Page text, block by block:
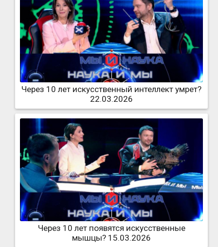
Через 10 лет искусственный интеллект умрет?
22.03.2026
Через 10 лет появятся искусственные
мышцы? 15.03.2026